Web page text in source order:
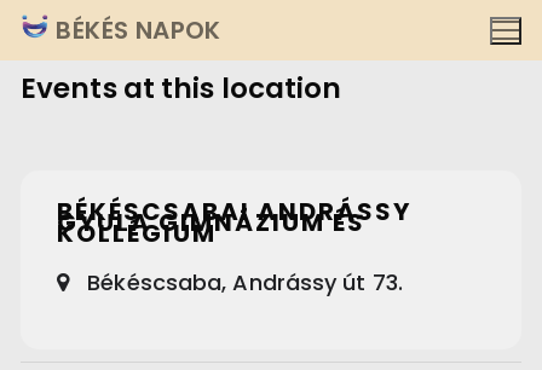
Ugrás
a
tartalomra
BÉKÉS NAPOK
Events at this location
BÉKÉSCSABAI ANDRÁSSY
GYULA GIMNÁZIUM ÉS
KOLLÉGIUM
Békéscsaba, Andrássy út 73.